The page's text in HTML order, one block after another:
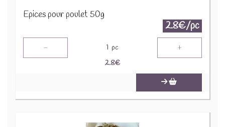
Epices pour poulet 50g
2.8€/pc
- 1 pc +
2.8€